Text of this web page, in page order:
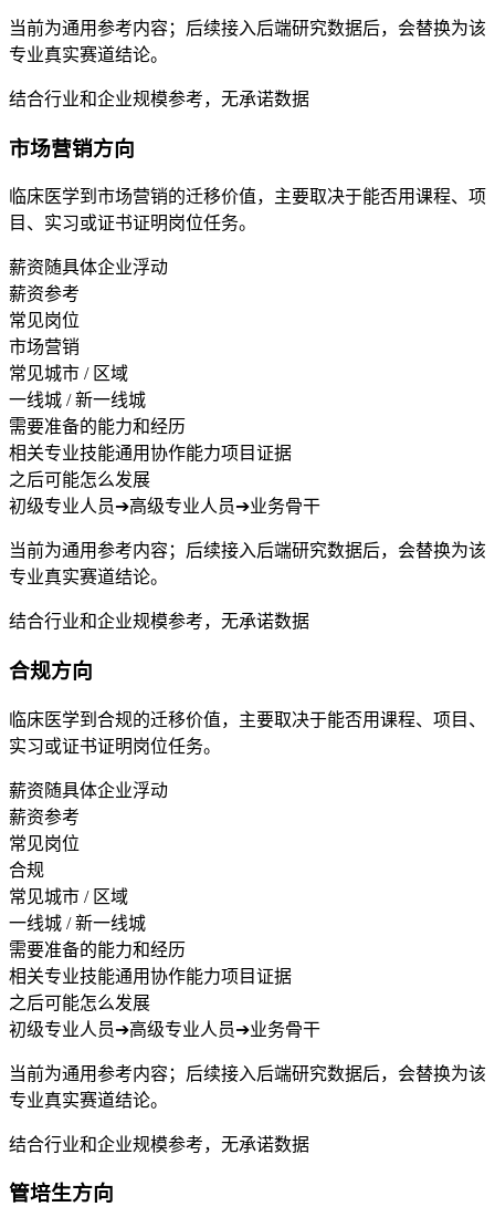
当前为通用参考内容；后续接入后端研究数据后，会替换为该
专业真实赛道结论。
结合行业和企业规模参考，无承诺数据
市场营销方向
临床医学到市场营销的迁移价值，主要取决于能否用课程、项
目、实习或证书证明岗位任务。
薪资随具体企业浮动
薪资参考
常见岗位
市场营销
常见城市 / 区域
一线城 / 新一线城
需要准备的能力和经历
相关专业技能通用协作能力项目证据
之后可能怎么发展
初级专业人员➔高级专业人员➔业务骨干
当前为通用参考内容；后续接入后端研究数据后，会替换为该
专业真实赛道结论。
结合行业和企业规模参考，无承诺数据
合规方向
临床医学到合规的迁移价值，主要取决于能否用课程、项目、
实习或证书证明岗位任务。
薪资随具体企业浮动
薪资参考
常见岗位
合规
常见城市 / 区域
一线城 / 新一线城
需要准备的能力和经历
相关专业技能通用协作能力项目证据
之后可能怎么发展
初级专业人员➔高级专业人员➔业务骨干
当前为通用参考内容；后续接入后端研究数据后，会替换为该
专业真实赛道结论。
结合行业和企业规模参考，无承诺数据
管培生方向